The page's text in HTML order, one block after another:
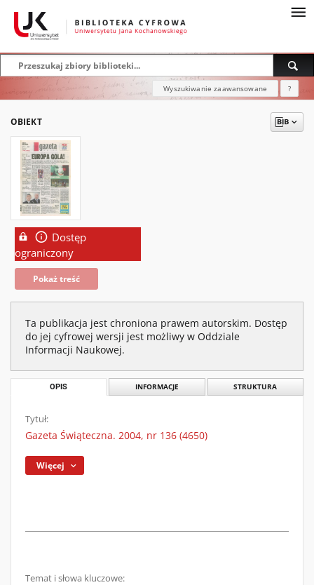
Wyszukiwanie zaawansowane ?
OBIEKT
Dostęp
ograniczony
Pokaż treść
Ta publikacja jest chroniona prawem autorskim. Dostęp
do jej cyfrowej wersji jest możliwy w Oddziale
Informacji Naukowej.
OPIS INFORMACJE STRUKTURA
Tytuł:
Gazeta Świąteczna. 2004, nr 136 (4650)
Więcej
Temat i słowa kluczowe: